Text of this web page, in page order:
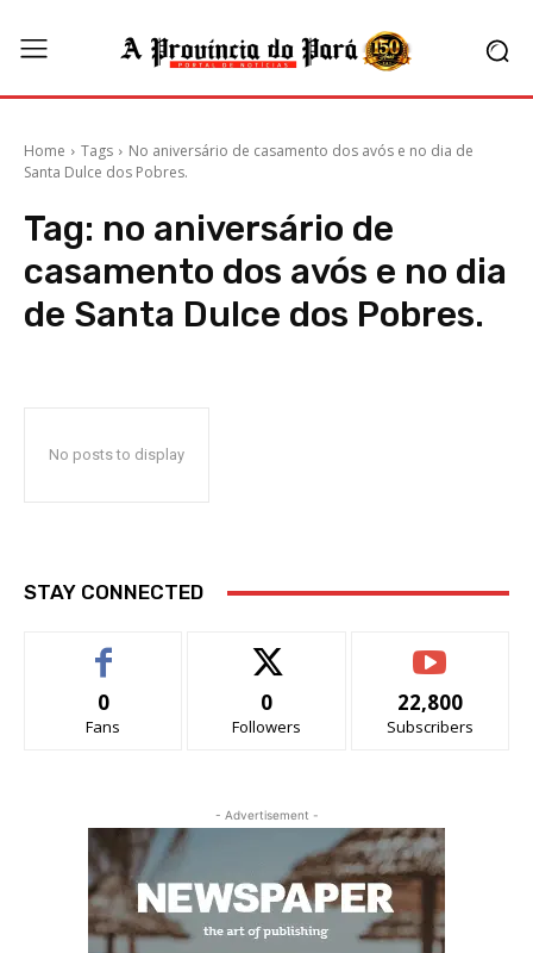
Home Tags
No aniversário de casamento dos avós e no dia de
Santa Dulce dos Pobres.
Tag: no aniversário de
casamento dos avós e no dia
de Santa Dulce dos Pobres.
No posts to display
STAY CONNECTED
0
Fans
0
Followers
22,800
Subscribers
- Advertisement -